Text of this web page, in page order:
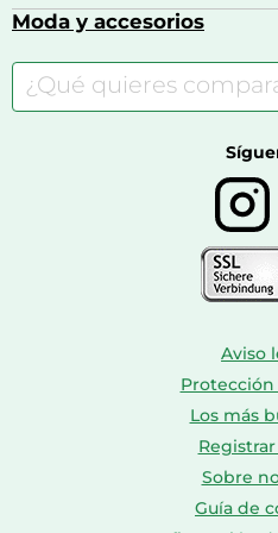
Calzado infantil
Carritos de bebé
Barbies
Consolas
Accesorios para caballos
Comida para perros
Farmacia veterinaria
Moda y accesorios
Accesorios de moda
Bolsos y maletas
Botas mujer
Aviso
Los más
Sobre
Guía de